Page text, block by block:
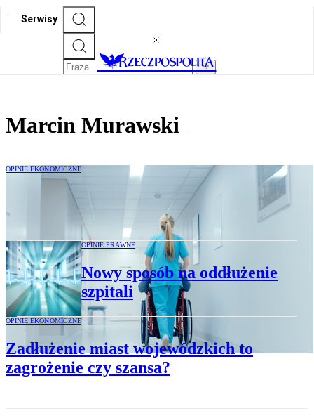
Serwisy
Marcin Murawski
OPINIE EKONOMICZNE
Dr Marcin Murawski: Kryzys w ochronie
zdrowia w 2025 r. to fake news
OPINIE PRAWNE
Nowy sposób na oddłużenie
szpitali
OPINIE EKONOMICZNE
Zadłużenie miast wojewódzkich to
zagrożenie czy szansa?